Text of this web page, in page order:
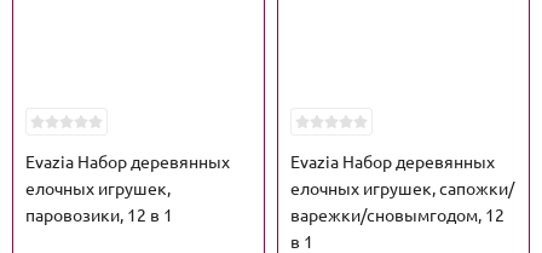
Evazia Набор деревянных
елочных игрушек,
паровозики, 12 в 1
Evazia Набор деревянных
елочных игрушек, сапожки/
варежки/сновымгодом, 12
в 1